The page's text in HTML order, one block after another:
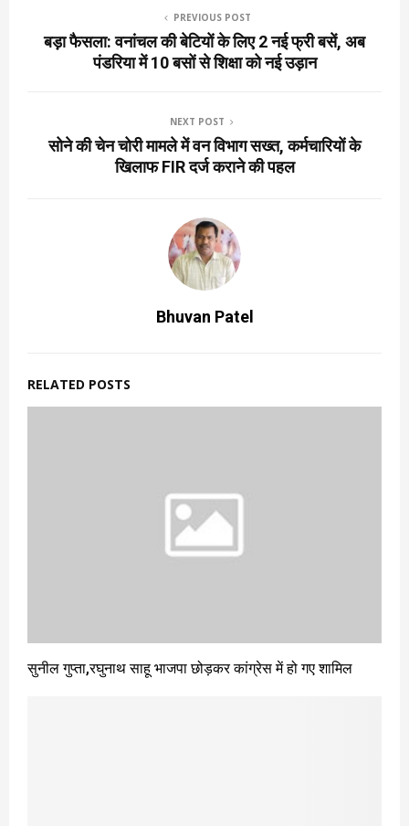
PREVIOUS POST
बड़ा फैसला: वनांचल की बेटियों के लिए 2 नई फ्री बसें, अब
पंडरिया में 10 बसों से शिक्षा को नई उड़ान
NEXT POST
सोने की चेन चोरी मामले में वन विभाग सख्त, कर्मचारियों के
खिलाफ FIR दर्ज कराने की पहल
Bhuvan Patel
RELATED POSTS
सुनील गुप्ता,रघुनाथ साहू भाजपा छोड़कर कांग्रेस में हो गए शामिल